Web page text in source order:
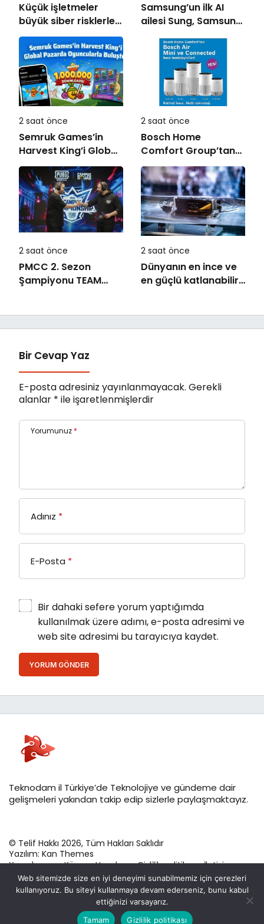
Küçük işletmeler
büyük siber risklerle
karşı karşıya
Samsung’un ilk AI
ailesi Sung, Samsung
akıllı yaşam
deneyimini ekranlara
taşıyor
2 saat önce
Semruk Games’in
Harvest King’i Global
Pazarda Oyuncularla
Buluştu!
2 saat önce
Bosch Home
Comfort Group’tan
İleri Teknoloji Hava
Temizleme Cihazları
2 saat önce
PMCC 2. Sezon
Şampiyonu TEAM
2 saat önce
Dünyanın en ince ve
en güçlü katlanabilir
Bir Cevap Yaz
E-posta adresiniz yayınlanmayacak. Gerekli
alanlar * ile işaretlenmişlerdir
Yorumunuz *
Adınız *
E-Posta *
Bir dahaki sefere yorum yaptığımda
kullanılmak üzere adımı, e-posta adresimi ve
web site adresimi bu tarayıcıya kaydet.
YORUM GÖNDER
Bu web sitesinde en iyi deneyimi yaşamanızı sağlamak
Teknodam il Türkiye’de Teknolojiye ve gündeme dair
gelişmeleri yakından takip edip sizlerle paylaşmaktayız.
© Telif Hakkı 2026, Tüm Hakları Saklıdır
Yazılım: Kan Themes
Yazarlarımız Künye Hesabım Gizlilik politikası İletişim
Web sitemizde size en iyi deneyimi sunabilmemiz için çerezleri
kullanıyoruz. Bu siteyi kullanmaya devam ederseniz, bunu kabul
ettiğinizi varsayarız.
Tamam
Gizlilik politikası